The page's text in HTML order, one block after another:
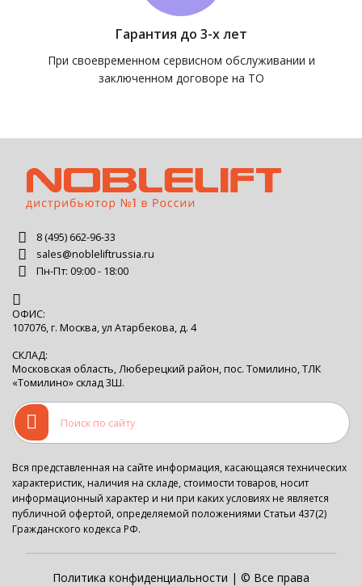
Гарантия до 3-х лет
При своевременном сервисном обслуживании и
заключенном договоре на ТО
8 (495) 662-96-33
sales@nobleliftrussia.ru
Пн-Пт: 09:00 - 18:00
ОФИС:
107076, г. Москва, ул Атарбекова, д. 4
СКЛАД:
Московская область, Люберецкий район, пос. Томилино, ТЛК
«Томилино» склад 3Ш.
Вся представленная на сайте информация, касающаяся технических
характеристик, наличия на складе, стоимости товаров, носит
информационный характер и ни при каких условиях не является
публичной офертой, определяемой положениями Статьи 437(2)
Гражданского кодекса РФ.
Политика конфиденциальности | © Все права